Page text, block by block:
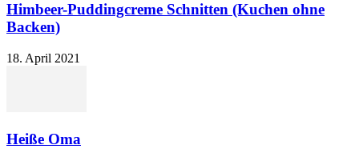
Himbeer-Puddingcreme Schnitten (Kuchen ohne
Backen)
18. April 2021
Heiße Oma